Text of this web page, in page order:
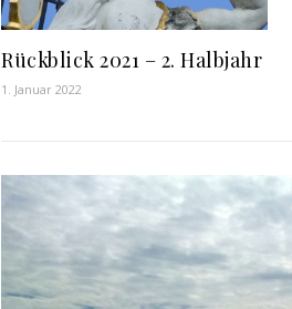
Rückblick 2021 – 2. Halbjahr
1. Januar 2022